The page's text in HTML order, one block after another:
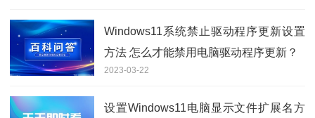
Windows11系统禁止驱动程序更新设置
方法 怎么才能禁用电脑驱动程序更新？
2023-03-22
设置Windows11电脑显示文件扩展名方